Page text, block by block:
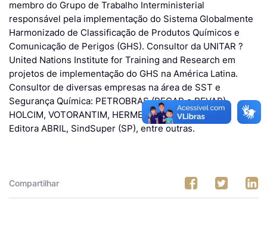
membro do Grupo de Trabalho Interministerial
responsável pela implementação do Sistema Globalmente
Harmonizado de Classificação de Produtos Químicos e
Comunicação de Perigos (GHS). Consultor da UNITAR ?
United Nations Institute for Training and Research em
projetos de implementação do GHS na América Latina.
Consultor de diversas empresas na área de SST e
Segurança Química: PETROBRAS (REGAP e REVAP),
HOLCIM, VOTORANTIM, HERMES PARDINI, SESI-DN,
Editora ABRIL, SindSuper (SP), entre outras.
Compartilhar